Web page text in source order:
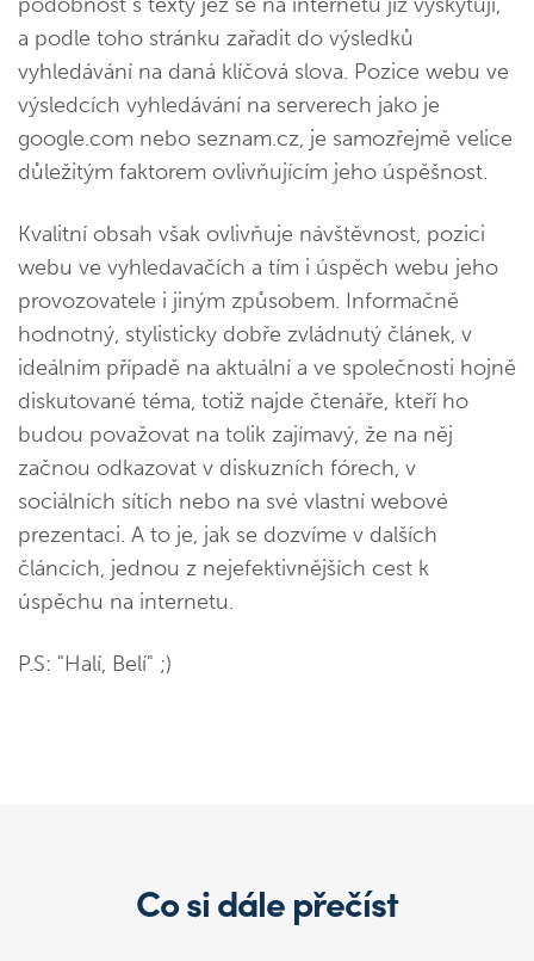
a podle toho stránku zařadit do výsledků
vyhledávání na daná klíčová slova. Pozice webu ve
výsledcích vyhledávání na serverech jako je
google.com nebo seznam.cz, je samozřejmě velice
důležitým faktorem ovlivňujícím jeho úspěšnost.
Kvalitní obsah však ovlivňuje návštěvnost, pozici
webu ve vyhledavačích a tím i úspěch webu jeho
provozovatele i jiným způsobem. Informačně
hodnotný, stylisticky dobře zvládnutý článek, v
ideálním případě na aktuální a ve společnosti hojně
diskutované téma, totiž najde čtenáře, kteří ho
budou považovat na tolik zajímavý, že na něj
začnou odkazovat v diskuzních fórech, v
sociálních sítích nebo na své vlastní webové
prezentaci. A to je, jak se dozvíme v dalších
článcích, jednou z nejefektivnějších cest k
úspěchu na internetu.
P.S: "Halí, Belí" ;)
Co si dále přečíst